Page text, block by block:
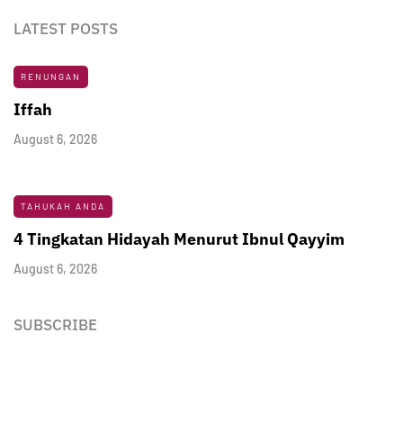
LATEST POSTS
RENUNGAN
Iffah
August 6, 2026
TAHUKAH ANDA
4 Tingkatan Hidayah Menurut Ibnul Qayyim
August 6, 2026
SUBSCRIBE